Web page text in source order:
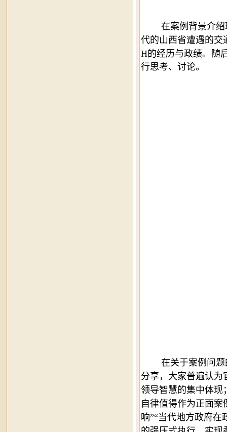
在案例背景介
代的山西省遭遇的交
H的经历与政绩。
随
行思考、讨论。
在关于案例问
分享，大家普遍认为
领导智慧的集中体现
自律值得作为正面
响”“当代地方政府在